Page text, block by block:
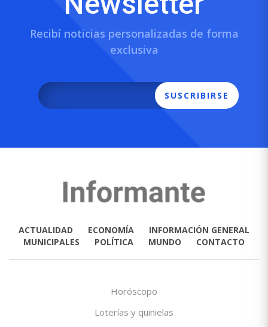
Recibí noticias personalizadas de forma
exclusiva
SUSCRIBIRSE
ACTUALIDAD ECONOMÍA
INFORMACIÓN GENERAL
MUNICIPALES
POLÍTICA MUNDO CONTACTO
Horóscopo
Loterías y quinielas